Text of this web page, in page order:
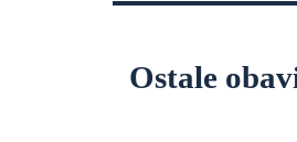
Ostale